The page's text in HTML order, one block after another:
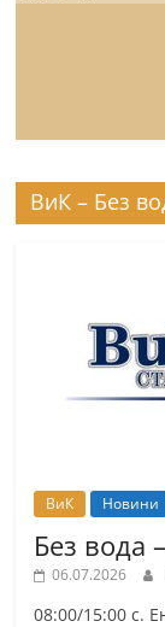
ВиК – Без
ВиК Новини
Без вода
06.07.2026
08:00/15:00 с.